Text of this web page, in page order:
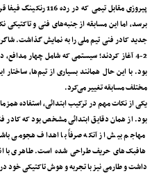
پیروزی مقابل تیمی که
برسد، اما این مسابقه از جنبه‌های فنی و
2-4 آغاز کردند؛ سیستمی که شامل چهار
بود. با این حال همانند بسیاری از تیم‌ها، ساختار
مختلف مسابقه تغییر می‌کرد.
یکی از نکات مهم در ترکیب ابتدائی، استفاده
بود. از همان دقایق ابتدائی مشخص بود که کادر
مهاجم بیش از آنکه صرفاً با اهداف هجومی
‌هافبک‌های حریف طراحی شده است. طاهری با
داشت و طارمی نیز با تجربه و هوش تاکتیکی خود